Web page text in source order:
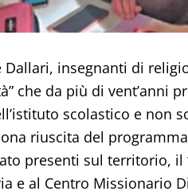
Dallari, insegnanti di
che da più di vent’anni
scolastico e non
riuscita del
presenti sul territorio, il
e al Centro Missionario